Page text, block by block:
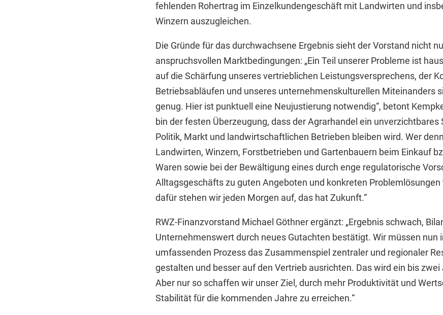
fehlenden Rohertrag im Einzelkundengeschäft mit Landwirten und
Winzern auszugleichen.
Die Gründe für das durchwachsene Ergebnis sieht der Vorstand nicht
anspruchsvollen Marktbedingungen: „Ein Teil unserer Probleme ist
auf die Schärfung unseres vertrieblichen Leistungsversprechens, der
Betriebsabläufen und unseres unternehmenskulturellen Miteinanders
genug. Hier ist punktuell eine Neujustierung notwendig“, betont
bin der festen Überzeugung, dass der Agrarhandel ein unverzichtbares
Politik, Markt und landwirtschaftlichen Betrieben bleiben wird. Wer denn
Landwirten, Winzern, Forstbetrieben und Gartenbauern beim Einkauf
Waren sowie bei der Bewältigung eines durch enge regulatorische
Alltagsgeschäfts zu guten Angeboten und konkreten Problemlösungen
dafür stehen wir jeden Morgen auf, das hat Zukunft.“
RWZ-Finanzvorstand Michael Göthner ergänzt: „Ergebnis schwach,
Unternehmenswert durch neues Gutachten bestätigt. Wir müssen nun
umfassenden Prozess das Zusammenspiel zentraler und regionaler
gestalten und besser auf den Vertrieb ausrichten. Das wird ein bis
Aber nur so schaffen wir unser Ziel, durch mehr Produktivität und
Stabilität für die kommenden Jahre zu erreichen.“